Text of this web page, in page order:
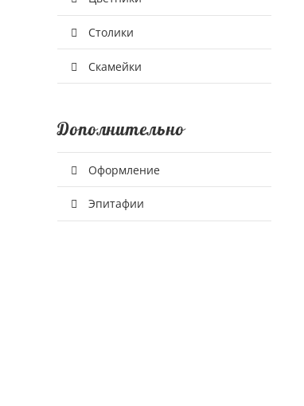
Столики
Скамейки
Дополнительно
Оформление
Эпитафии